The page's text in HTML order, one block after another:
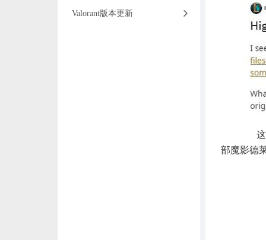
Valorant版本更新
这两
部魔影德